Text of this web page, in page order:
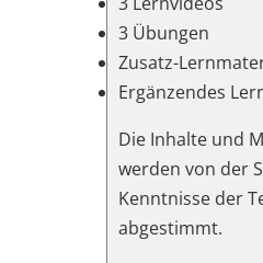
3 Übungen
Zusatz-
Ergänzendes
Die Inhalte und
werden von der
Kenntnisse der
abgestimmt.